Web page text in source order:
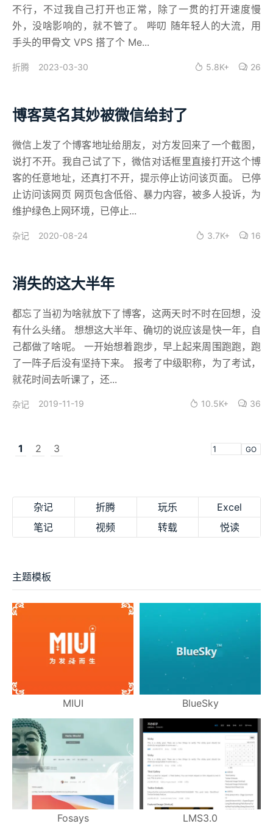
不行，不过我自己打开也正常，除了一贯的打开速度慢
外，没啥影响的，就不管了。 哔叨 随年轻人的大流，用
手头的甲骨文 VPS 搭了个 Me...
折腾 2023-03-30 5.8K+ 26
博客莫名其妙被微信给封了
微信上发了个博客地址给朋友，对方发回来了一个截图，
说打不开。我自己试了下，微信对话框里直接打开这个博
客的任意地址，还真打不开，提示停止访问该页面。 已停
止访问该网页 网页包含低俗、暴力内容，被多人投诉，为
维护绿色上网环境，已停止...
杂记 2020-08-24 3.7K+ 16
消失的这大半年
都忘了当初为啥就放下了博客，这两天时不时在回想，没
有什么头绪。 想想这大半年、确切的说应该是快一年，自
己都做了啥呢。 一开始想着跑步，早上起来周围跑跑，跑
了一阵子后没有坚持下来。 报考了中级职称，为了考试，
就花时间去听课了，还...
杂记 2019-11-19 10.5K+ 36
1 2 3 GO
杂记 折腾 玩乐
Excel
笔记
视频 转载 悦读
主题模板
MIUI BlueSky
Fosays LMS3.0